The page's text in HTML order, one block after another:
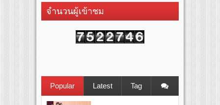
จำนวนผู้เข้าชม
Popular Latest Tag